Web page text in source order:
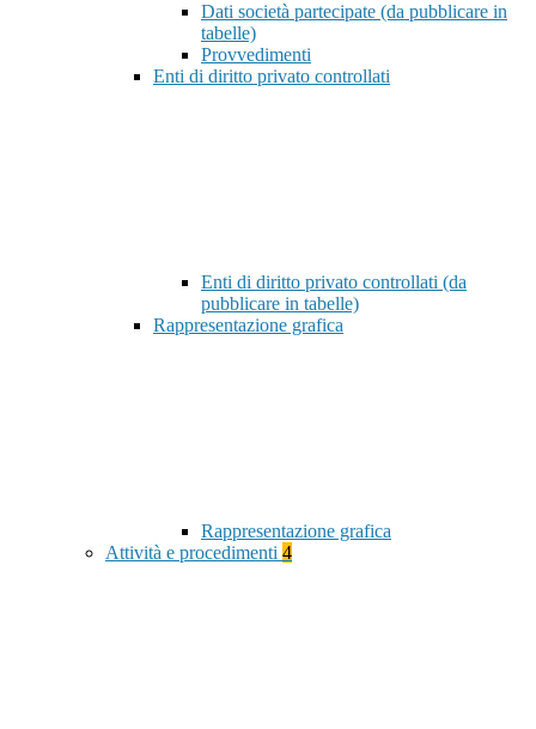
Dati società partecipate (da pubblicare in
tabelle)
Provvedimenti
Enti di diritto privato controllati
Enti di diritto privato controllati (da
pubblicare in tabelle)
Rappresentazione grafica
Rappresentazione grafica
Attività e procedimenti 4